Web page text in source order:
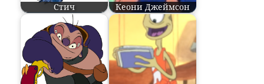
Стич Кеони Джеймсон